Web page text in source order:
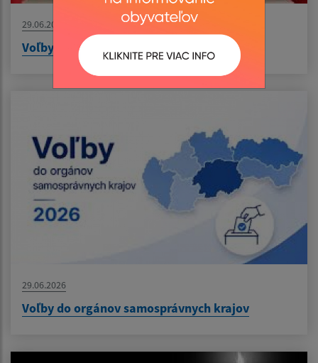
29.06.2026
Voľby do orgánov samosprávy obcí
29.06.2026
Voľby do orgánov samosprávnych krajov